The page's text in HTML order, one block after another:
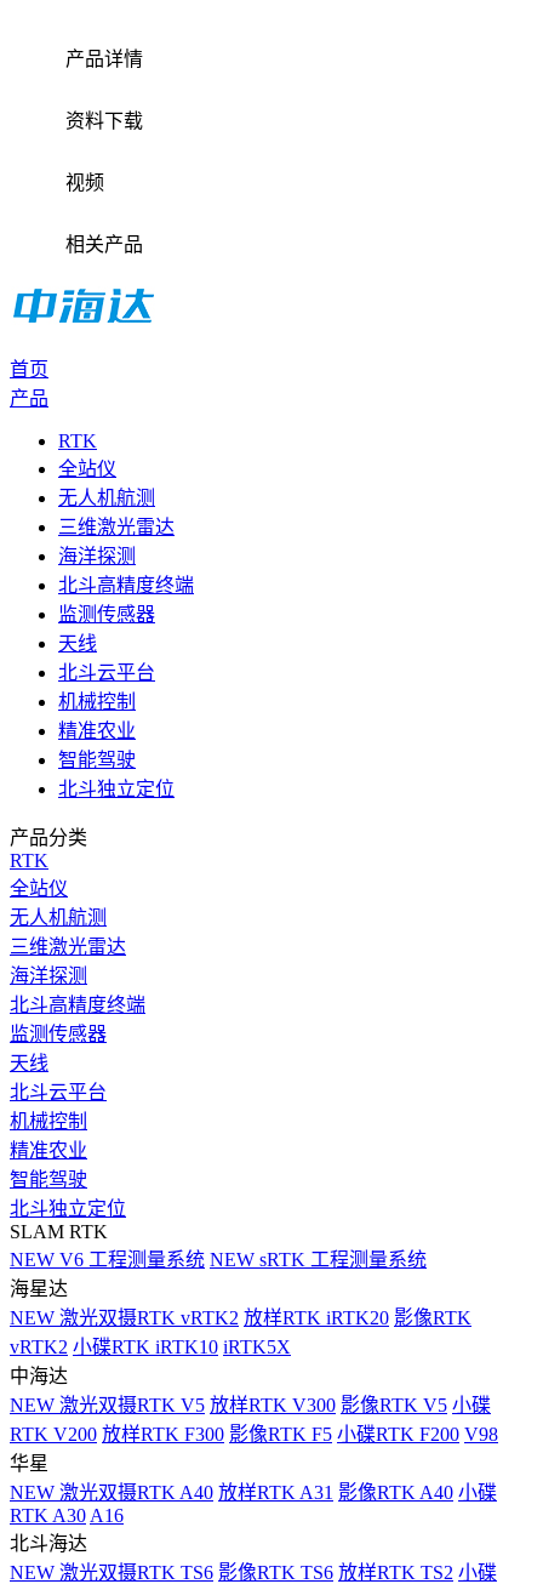
产品详情
资料下载
视频
相关产品
首页
产品
RTK
全站仪
无人机航测
三维激光雷达
海洋探测
北斗高精度终端
监测传感器
天线
北斗云平台
机械控制
精准农业
智能驾驶
北斗独立定位
产品分类
RTK
全站仪
无人机航测
三维激光雷达
海洋探测
北斗高精度终端
监测传感器
天线
北斗云平台
机械控制
精准农业
智能驾驶
北斗独立定位
SLAM RTK
NEW V6 工程测量系统 NEW sRTK 工程测量系统
海星达
NEW 激光双摄RTK vRTK2 放样RTK iRTK20 影像RTK
vRTK2 小碟RTK iRTK10 iRTK5X
中海达
NEW 激光双摄RTK V5 放样RTK V300 影像RTK V5 小碟
RTK V200 放样RTK F300 影像RTK F5 小碟RTK F200 V98
华星
NEW 激光双摄RTK A40 放样RTK A31 影像RTK A40 小碟
RTK A30 A16
北斗海达
NEW 激光双摄RTK TS6 影像RTK TS6 放样RTK TS2 小碟